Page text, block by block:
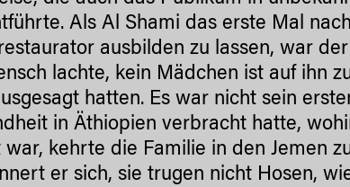
Als Al Shami das erste Mal
ausbilden zu lassen, war
lachte, kein Mädchen ist auf ihn
hatten. Es war nicht sein
in Äthiopien verbracht hatte,
kehrte die Familie in den Jemen
er sich, sie trugen nicht Hosen,